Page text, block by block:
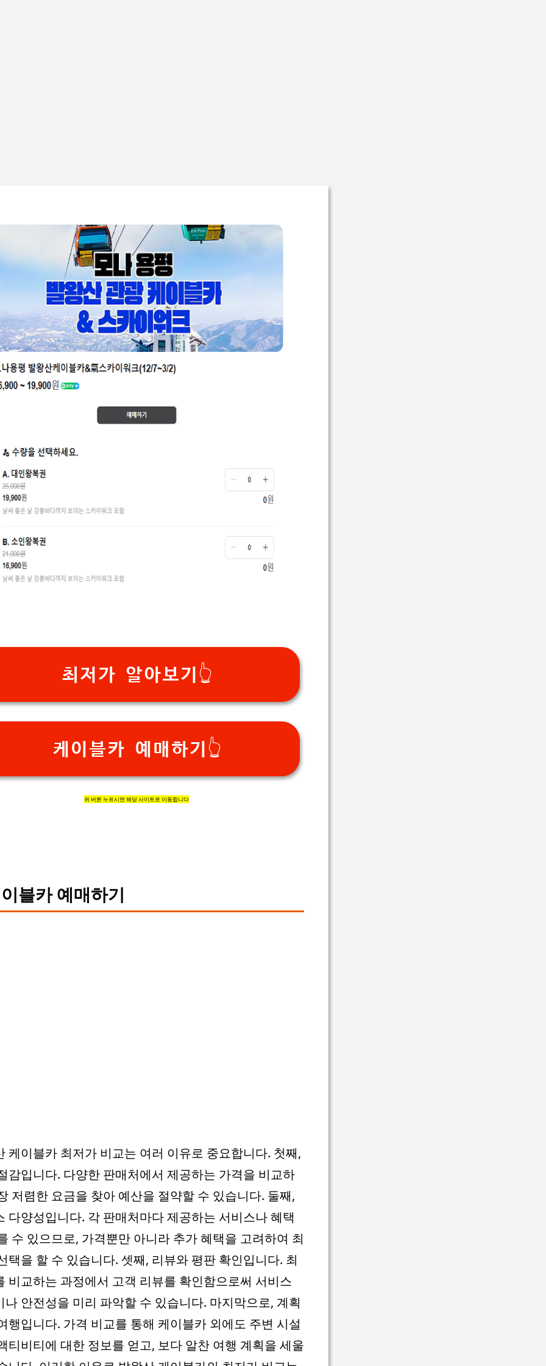
최저가 알아보기👆
케이블카 예매하기👆
위 버튼 누르시면 해당 사이트로 이동합니다
블카 예매하기
케이블카 최저가 비교는 여러 이유로 중요합니다. 첫째,
감입니다. 다양한 판매처에서 제공하는 가격을 비교하
저렴한 요금을 찾아 예산을 절약할 수 있습니다. 둘째,
다양성입니다. 각 판매처마다 제공하는 서비스나 혜택
수 있으므로, 가격뿐만 아니라 추가 혜택을 고려하여 최
택을 할 수 있습니다. 셋째, 리뷰와 평판 확인입니다. 최
비교하는 과정에서 고객 리뷰를 확인함으로써 서비스
나 안전성을 미리 파악할 수 있습니다. 마지막으로, 계획
행입니다. 가격 비교를 통해 케이블카 외에도 주변 시설
티비티에 대한 정보를 얻고, 보다 알찬 여행 계획을 세울